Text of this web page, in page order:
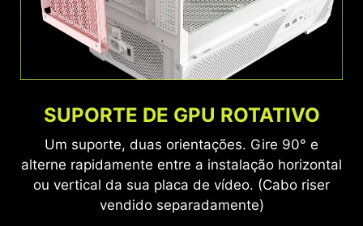
SUPORTE DE GPU ROTATIVO
Um suporte, duas orientações. Gire 90° e
alterne rapidamente entre a instalação horizontal
ou vertical da sua placa de vídeo. (Cabo riser
vendido separadamente)